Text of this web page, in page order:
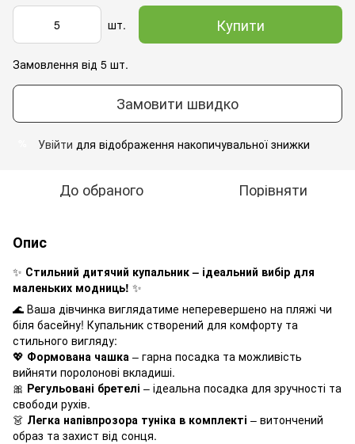
шт. Купити
Замовлення від 5 шт.
Замовити швидко
Увійти для відображення накопичувальної знижки
До обраного Порівняти
Опис
✨ Стильний дитячий купальник – ідеальний вибір для
маленьких модниць! ✨
🌊 Ваша дівчинка виглядатиме неперевершено на пляжі чи
біля басейну! Купальник створений для комфорту та
стильного вигляду:
💖 Формована чашка – гарна посадка та можливість
вийняти поролонові вкладиші.
🎀 Регульовані бретелі – ідеальна посадка для зручності та
свободи рухів.
👗 Легка напівпрозора туніка в комплекті – витончений
образ та захист від сонця.